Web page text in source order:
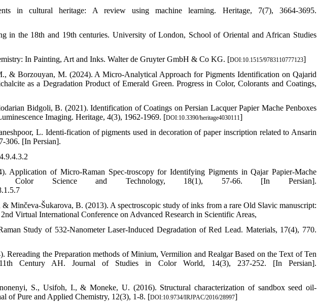
in cultural heritage: A review using machine learning. Heritage, 7(7), 3664-3695.
in the 18th and 19th centuries. University of London, School of Oriental and African Studies
In Painting, Art and Inks. Walter de Gruyter GmbH & Co KG. [DOI:10.1515/9783110777123]
& Borzouyan, M. (2024). A Micro-Analytical Approach for Pigments Identification on Qajarid
as a Degradation Product of Emerald Green. Progress in Color, Colorants and Coatings,
Bidgoli, B. (2021). Identification of Coatings on Persian Lacquer Papier Mache Penboxes
Imaging. Heritage, 4(3), 1962-1969. [DOI:10.3390/heritage4030111]
L. Identi-fication of pigments used in decoration of paper inscription related to Ansarin
306. [In Persian].
Application of Micro-Raman Spec-troscopy for Identifying Pigments in Qajar Papier-Mache
Color Science and Technology, 18(1), 57-66. [In Persian].
Minčeva-Šukarova, B. (2013). A spectroscopic study of inks from a rare Old Slavic manuscript:
Virtual International Conference on Advanced Research in Scientific Areas,
Study of 532-Nanometer Laser-Induced Degradation of Red Lead. Materials, 17(4), 770.
Rereading the Preparation methods of Minium, Vermilion and Realgar Based on the Text of Ten
Century AH. Journal of Studies in Color World, 14(3), 237-252. [In Persian].
S., Usifoh, I., & Moneke, U. (2016). Structural characterization of sandbox seed oil-
of Pure and Applied Chemistry, 12(3), 1-8. [DOI:10.9734/IRJPAC/2016/28997]